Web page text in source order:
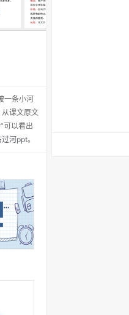
一条小河
课文原文
可以看出
过河ppt。